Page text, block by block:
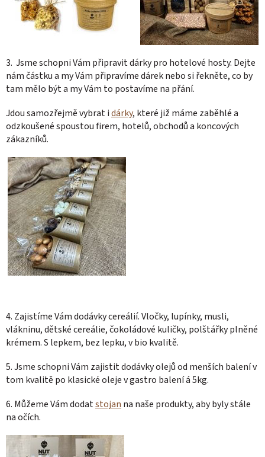
3. Jsme schopni Vám připravit dárky pro hotelové hosty. Dejte
nám částku a my Vám připravíme dárek nebo si řekněte, co by
tam mělo být a my Vám to postavíme na přání.
Jdou samozřejmě vybrat idárky, které již máme zaběhlé a
odzkoušené spoustou firem, hotelů, obchodů a koncových
zákazníků.
4. Zajistíme Vám dodávky cereálií. Vločky, lupínky, musli,
vlákninu, dětské cereálie, čokoládové kuličky, polštářky plněné
krémem. S lepkem, bez lepku, v bio kvalitě.
5. Jsme schopni Vám zajistit dodávky olejů od menších balení v
tom kvalitě po klasické oleje v gastro balení á 5kg.
6. Můžeme Vám dodatstojan na naše produkty, aby byly stále
na očích.